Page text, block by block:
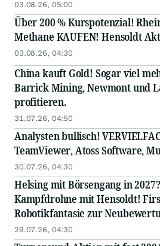
03.08.26, 05:00
Über 200 % Kurspotenzial!
Methane KAUFEN! Hensoldt
03.08.26, 04:30
China kauft Gold! Sogar viel
Barrick Mining, Newmont und
profitieren.
31.07.26, 04:50
Analysten bullisch!
TeamViewer, Atoss Software,
30.07.26, 04:30
Helsing mit Börsengang in
Kampfdrohne mit Hensoldt!
Robotikfantasie zur
29.07.26, 04:30